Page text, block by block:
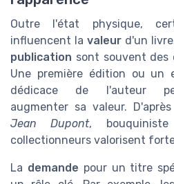
Outre l'état physique,
influencent la valeurd'un
publication sont souvent des
Une première édition ou un
dédicace de l'auteur
augmenter sa valeur.
Jean Dupont,
collectionneurs valorisent
La demande pour un titre